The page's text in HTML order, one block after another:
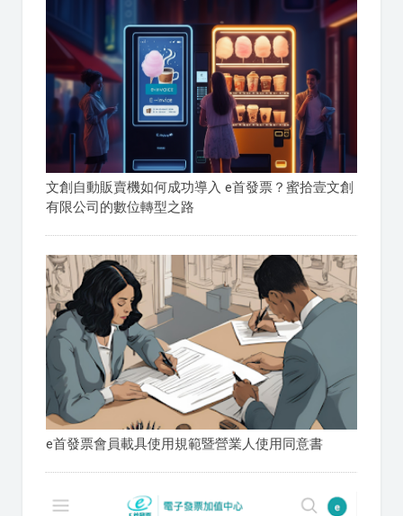
文創自動販賣機如何成功導入 e首發票？蜜拾壹文創
有限公司的數位轉型之路
e首發票會員載具使用規範暨營業人使用同意書